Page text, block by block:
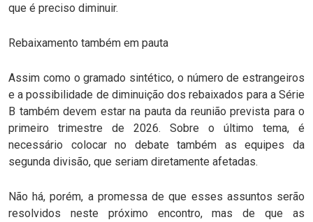
que é preciso diminuir.
Rebaixamento também em pauta
Assim como o gramado sintético, o número de estrangeiros
e a possibilidade de diminuição dos rebaixados para a Série
B também devem estar na pauta da reunião prevista para o
primeiro trimestre de 2026. Sobre o último tema, é
necessário colocar no debate também as equipes da
segunda divisão, que seriam diretamente afetadas.
Não há, porém, a promessa de que esses assuntos serão
resolvidos neste próximo encontro, mas de que as